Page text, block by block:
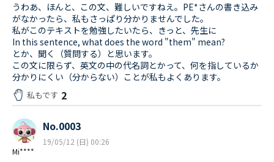
うわあ、ほんと、この文、難しいですねえ。PE*さんの書き込み
がなかったら、私もさっぱり分かりませんでした。
私がこのテキストを勉強したいたら、きっと、先生に
In this sentence, what does the word "them" mean?
とか、聞く（質問する）と思います。
この文に限らず、英文の中の代名詞とかって、何を指しているか
分かりにくい（分からない）ことが私もよくあります。
私もです 2
Mi****
No.0003
19/05/12 (日) 00:26